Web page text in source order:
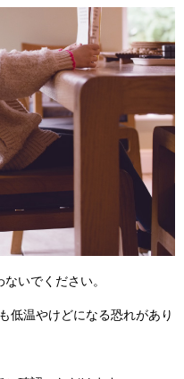
いでください。
低温やけどになる恐れがあり